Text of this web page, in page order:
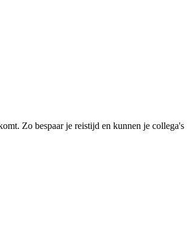
Zo bespaar je reistijd en kunnen je collega's